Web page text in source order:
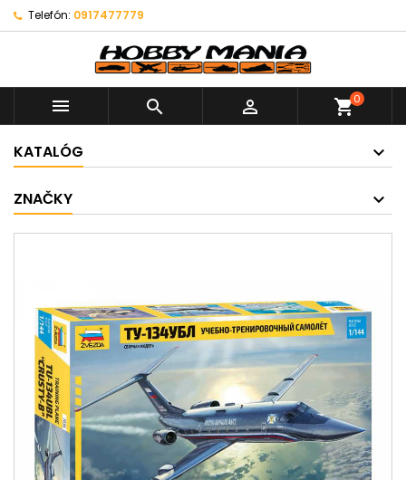
Telefón: 0917477779
   shopping_cart0
KATALÓG
ZNAČKY